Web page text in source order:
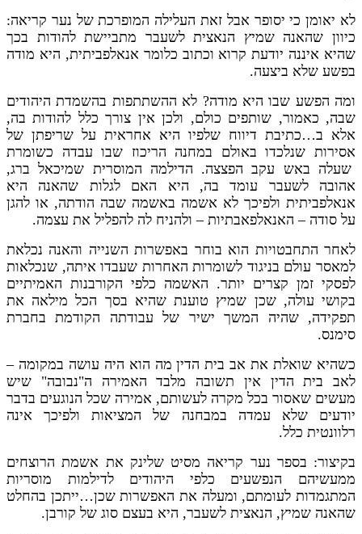
לא יאומן כי יסופר אבל זאת העלילה המופרכת של נער קריאה:
כיוון שהאנה שמיץ הנאצית לשעבר מתביישת להודות בכך
שהיא איננה יודעת קרוא וכתוב כלומר אנאלפביתית, היא מודה
בפשע שלא ביצעה.
ומה הפשע שבו היא מודה? לא ההשתתפות בהשמדת היהודים
שבה, כאמור, שותפים כולם, ולכן אין צורך כלל להודות בה,
אלא ב…כתיבת דיווח שלפיו היא אחראית על שריפתן של
אסירות שנלכדו באולם במחנה הריכוז שבו עבדה כשומרת
שעלה באש עקב הפצצה. הדילמה המוסרית שמיכאל ברג,
אהובה לשעבר עומד בה, היא האם לגלות שהאנה היא
אנאלפביתית ולפיכך לא אשמה באשמה שבה הודתה, או להגן
על סודה – האנאלפאבתיות – ולהניח לה להפליל את עצמה.
לאחר התחבטויות הוא בוחר באפשרות השנייה והאנה נכלאת
למאסר עולם בניגוד לשומרות האחרות שעבדו איתה, שנכלאות
לפסקי זמן קצרים יותר. האשמה כלפי הקורבנות האמיתיים
בקושי עולה, שכן שמיץ טוענת שהיא בסך הכל מילאה את
תפקידה, שהיה המשך ישיר של עבודתה הקודמת בחברת
סימנס.
כשהיא שואלת את אב בית הדין מה הוא היה עושה במקומה –
לאב בית הדין אין תשובה מלבד האמירה ה"נבובה" שיש
מעשים שאסור בכל מקרה לעשותם, אמירה שכל הנוגעים בדבר
יודעים שלא עמדה במבחנה של המציאות ולפיכך אינה
רלוונטית כלל.
בקיצור: בספר נער קריאה מסיט שלינק את אשמת הרוצחים
ממעשיהם הנפשעים כלפי היהודים לדילמות מוסריות
המתגמדות לעומתם, ומעלה את האפשרות שכן…ייתכן בהחלט
שהאנה שמיץ, הנאצית לשעבר, היא בעצם סוג של קורבן.